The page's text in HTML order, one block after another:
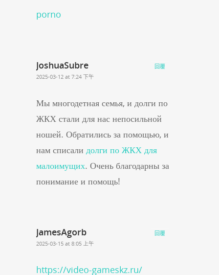
porno
JoshuaSubre
2025-03-12 at 7:24 下午
Мы многодетная семья, и долги по
ЖКХ стали для нас непосильной
ношей. Обратились за помощью, и
нам списали долги по ЖКХ для
малоимущих. Очень благодарны за
понимание и помощь!
回覆
JamesAgorb
2025-03-15 at 8:05 上午
https://video-gameskz.ru/
回覆